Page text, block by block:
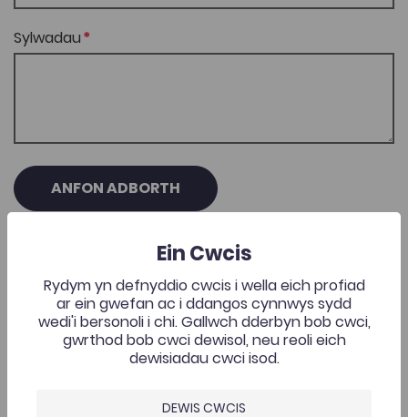
Sylwadau
ANFON ADBORTH
Casgliadau Cysylltiedig
Beth yw ystyr bywyd? ... a chwestiynau mawr eraill
Ein Cwcis
Rydym yn defnyddio cwcis i wella eich profiad
ar ein gwefan ac i ddangos cynnwys sydd
wedi'i bersonoli i chi. Gallwch dderbyn bob cwci,
gwrthod bob cwci dewisol, neu reoli eich
dewisiadau cwci isod.
DEWIS CWCIS